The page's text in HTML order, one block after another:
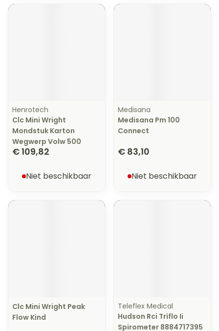
Henrotech
Clc Mini Wright
Mondstuk Karton
Wegwerp Volw 500
€ 109,82
Niet beschikbaar
Medisana
Medisana Pm 100
Connect
€ 83,10
Niet beschikbaar
Clc Mini Wright Peak
Flow Kind
Teleflex Medical
Hudson Rci Triflo Ii
Spirometer 8884717395